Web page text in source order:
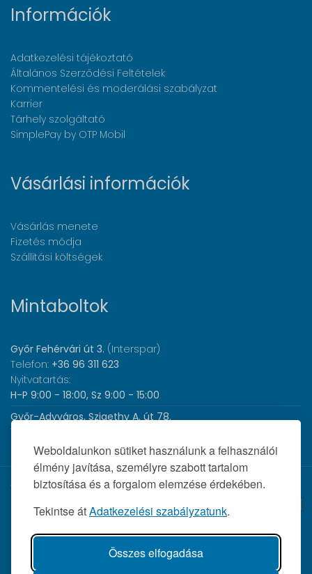
Weboldalunkon sütiket használunk a felhasználói
élmény javítása, személyre szabott tartalom
biztosítása és a forgalom elemzése érdekében.
Tekintse átAdatkezelési szabályzatunk.
Összes elfogadása
Információk
Adatkezelési tájékoztató
Általános Szerződési Feltételek
Kommentelési és moderálási szabályzat
Karrier
Tárhely szolgáltató
SimplePay by OTP Mobil
Vásárlási információk
Vásárlás menete
Fizetés módja
Szállítási költségek
Mintaboltok
Győr Fehérvári út 3. (Interspar)
Telefon: +36 96 311 623
Nyitvatartás:
H-P 9:00 - 18:00, Sz 9:00 - 15:00
Győr-Adyváros, Szigethy A. út 78.
Telefon:
Nyitvatartás:H-P 8:00 - 17:00
© 2026 Wolf Orvosi Műszer Kft. |